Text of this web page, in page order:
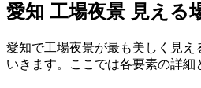
愛知 工場夜景 見える
愛知で工場夜景が最も美しく見
いきます。ここでは各要素の詳細